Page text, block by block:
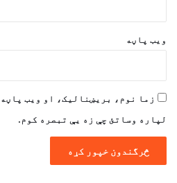
ویب پاڼه
زما نوم، بریښنالیک، او ویب
لپاره وساتئ چې زه یې تبصره کوم.